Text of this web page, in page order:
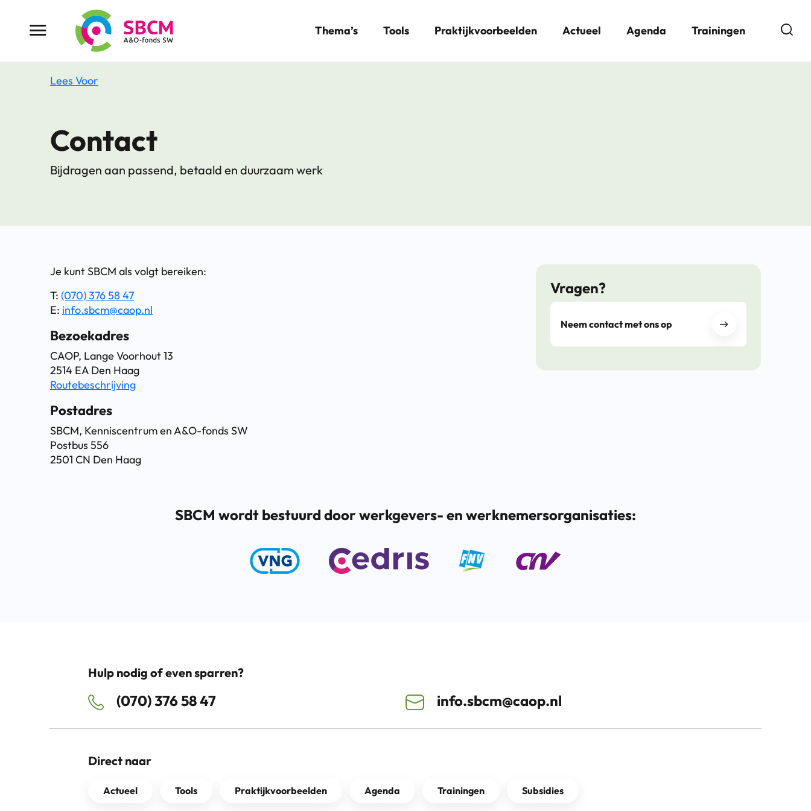
Menu button Thema’s Tools Praktijkvoorbeelden Actueel Agenda Trainingen
Lees Voor
Contact
Bijdragen aan passend, betaald en duurzaam werk
Je kunt SBCM als volgt bereiken:
T: (070) 376 58 47
E: info.sbcm@caop.nl
Bezoekadres
CAOP, Lange Voorhout 13
2514 EA Den Haag
Routebeschrijving
Postadres
SBCM, Kenniscentrum en A&O-fonds SW
Postbus 556
2501 CN Den Haag
Vragen?
Neem contact met ons op
SBCM wordt bestuurd door werkgevers- en werknemersorganisaties:
Hulp nodig of even sparren?
(070) 376 58 47 info.sbcm@caop.nl
Direct naar
Actueel Tools Praktijkvoorbeelden Agenda Trainingen Subsidies